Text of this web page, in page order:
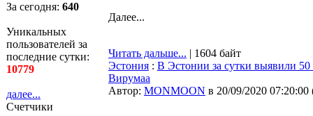
За сегодня: 640
Уникальных
пользователей за
последние сутки:
10779
далее...
Счетчики
Далее...
Читать дальше... | 1604 байт
Эстония : В Эстонии за сутки выявили
Вирумаа
Автор: MONMOON в 20/09/2020 07:20:00